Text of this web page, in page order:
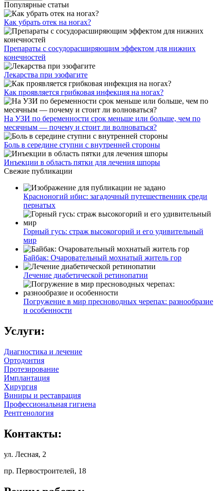
Популярные статьи
Как убрать отек на ногах?
Препараты с сосудорасширяющим эффектом для нижних
конечностей
Лекарства при эзофагите
Как проявляется грибковая инфекция на ногах?
На УЗИ по беременности срок меньше или больше, чем по
месячным — почему и стоит ли волноваться?
Боль в середине ступни с внутренней стороны
Инъекции в область пятки для лечения шпоры
Свежие публикации
Красноногий ибис: загадочный путешественник среди
пернатых
Горный гусь: страж высокогорий и его удивительный
мир
Байбак: Очаровательный мохнатый житель гор
Лечение диабетической ретинопатии
Погружение в мир пресноводных черепах: разнообразие
и особенности
Услуги:
Диагностика и лечение
Ортодонтия
Протезирование
Имплантация
Хирургия
Виниры и реставрация
Профессиональная гигиена
Рентгенология
Контакты:
ул. Лесная, 2
пр. Первостроителей, 18